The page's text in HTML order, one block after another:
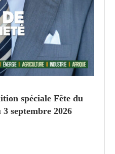
spéciale Fête du
septembre 2026